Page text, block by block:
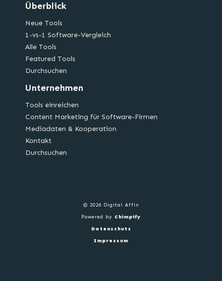
Überblick
Neue Tools
1-vs-1 Software-Vergleich
Alle Tools
Featured Tools
Durchsuchen
Unternehmen
Tools einreichen
Content Marketing für Software-Firmen
Mediadaten & Kooperation
Kontakt
Durchsuchen
© 2026 Digital Affin
Powered by Chimpify
Datenschutz
Impressum